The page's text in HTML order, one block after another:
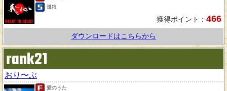
孤狼
獲得ポイント： 466
ダウンロードはこちらから
rank21
おり〜ぶ
愛のうた